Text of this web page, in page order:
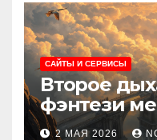
САЙТЫ И СЕРВИСЫ
Второе
фэнтези
культуру
2 МАЯ 2026